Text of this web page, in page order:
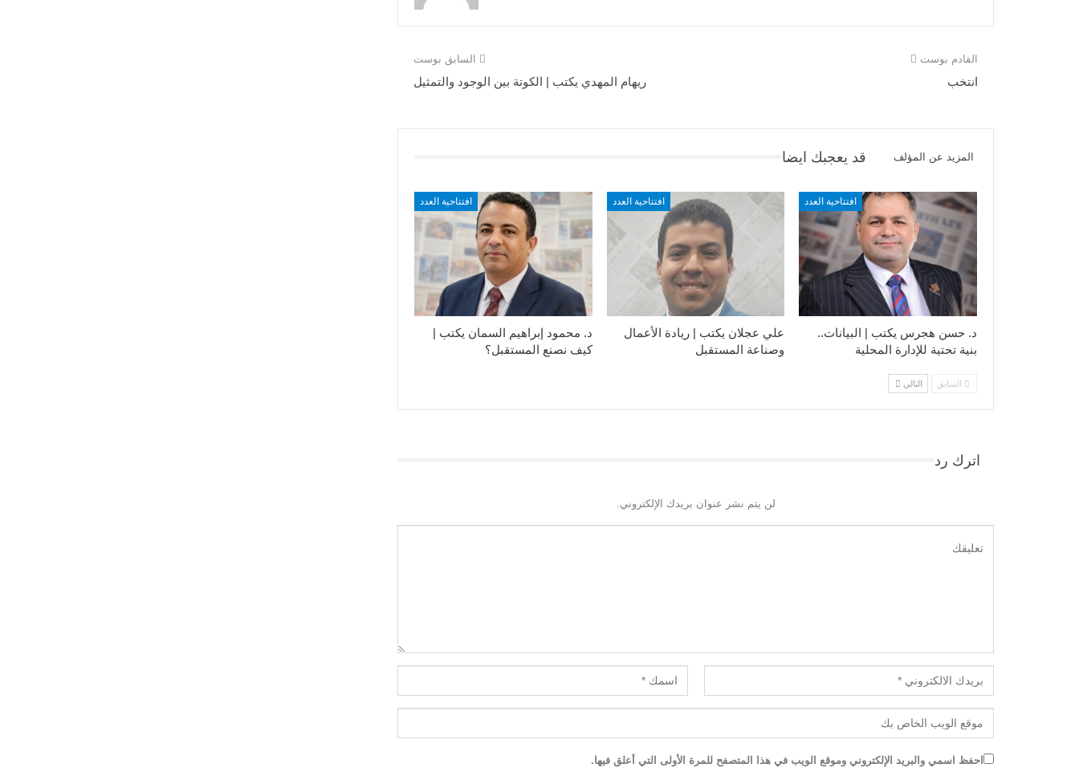
السابق بوست
ريهام المهدي يكتب | الكوتة بين الوجود والتمثيل
القادم بوست
انتخب
قد يعجبك ايضا المزيد عن المؤلف
افتتاحية العدد
د. محمود إبراهيم السمان يكتب |
كيف نصنع المستقبل؟
افتتاحية العدد
علي عجلان يكتب | ريادة الأعمال
وصناعة المستقبل
افتتاحية العدد
د. حسن هجرس يكتب | البيانات..
بنية تحتية للإدارة المحلية
السابق التالي
اترك رد
لن يتم نشر عنوان بريدك الإلكتروني.
احفظ اسمي والبريد الإلكتروني وموقع الويب في هذا المتصفح للمرة الأولى التي أعلق فيها.